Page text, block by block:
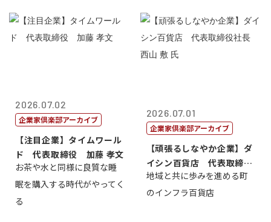
2026.07.02
企業家倶楽部アーカイブ
【注目企業】タイムワール
ド 代表取締役 加藤 孝文
お茶や水と同様に良質な睡
眠を購入する時代がやってく
る
2026.07.01
企業家倶楽部アーカイブ
【頑張るしなやか企業】ダ
イシン百貨店 代表取締役
社長 西山 ...
地域と共に歩みを進める町
のインフラ百貨店